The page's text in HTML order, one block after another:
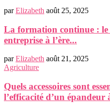
parElizabeth août 25, 2025
La formation continue :
entreprise à l’ère...
parElizabeth août 21, 2025
Agriculture
Quels accessoires sont
l’efficacité d’un épandeur